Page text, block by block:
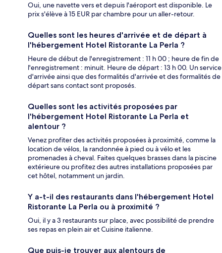
Oui, une navette vers et depuis l'aéroport est disponible. Le
prix s'élève à 15 EUR par chambre pour un aller-retour.
Quelles sont les heures d'arrivée et de départ à
l'hébergement Hotel Ristorante La Perla ?
Heure de début de l'enregistrement : 11 h 00 ; heure de fin de
l'enregistrement : minuit. Heure de départ : 13 h 00. Un service
d'arrivée ainsi que des formalités d'arrivée et des formalités de
départ sans contact sont proposés.
Quelles sont les activités proposées par
l'hébergement Hotel Ristorante La Perla et
alentour ?
Venez profiter des activités proposées à proximité, comme la
location de vélos, la randonnée à pied ou à vélo et les
promenades à cheval. Faites quelques brasses dans la piscine
extérieure ou profitez des autres installations proposées par
cet hôtel, notamment un jardin.
Y a-t-il des restaurants dans l'hébergement Hotel
Ristorante La Perla ou à proximité ?
Oui, il y a 3 restaurants sur place, avec possibilité de prendre
ses repas en plein air et Cuisine italienne.
Que puis-je trouver aux alentours de